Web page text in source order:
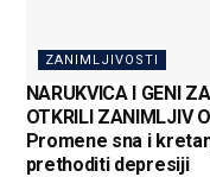
ZANIMLJIVOSTI
NARUKVICA I GENI
OTKRILI ZANIMLJIV
Promene sna i
prethoditi depresiji